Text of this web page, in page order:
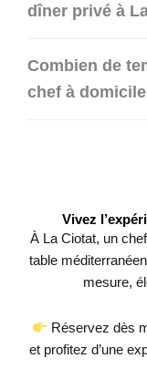
dîner privé à
Combien de
chef à
Vivez
À La Ciotat, un
table
mesure,
Réservez dès
et profitez d’une